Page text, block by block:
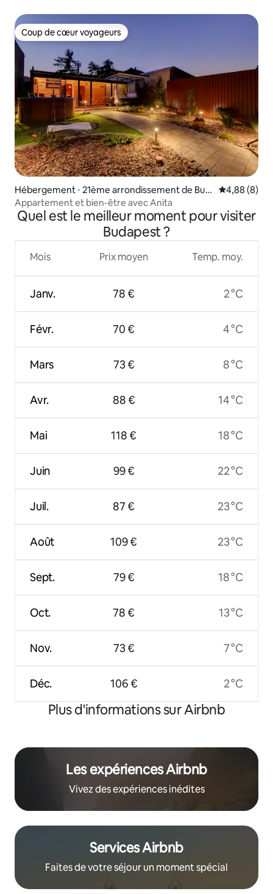
Coup de cœur voyageurs
Coup de cœur voyageurs
Hébergement ⋅ 21ème arrondissement de Bud
apest
Évaluation
4,88 (8)
Appartement et bien-être avec Anita
Quel est le meilleur moment pour visiter
Budapest ?
Mois
Janv.
Févr.
Mars
Avr.
Mai
Juin
Juil.
Août
Sept.
Oct.
Nov.
Déc.
Prix moyen
78 €
70 €
73 €
88 €
118 €
99 €
87 €
109 €
79 €
78 €
73 €
106 €
Temp. moy.
2 °C
4 °C
8 °C
14 °C
18 °C
22 °C
23 °C
23 °C
18 °C
13 °C
7 °C
2 °C
Plus d'informations sur Airbnb
Les expériences Airbnb
Vivez des expériences inédites
Services Airbnb
Faites de votre séjour un moment spécial